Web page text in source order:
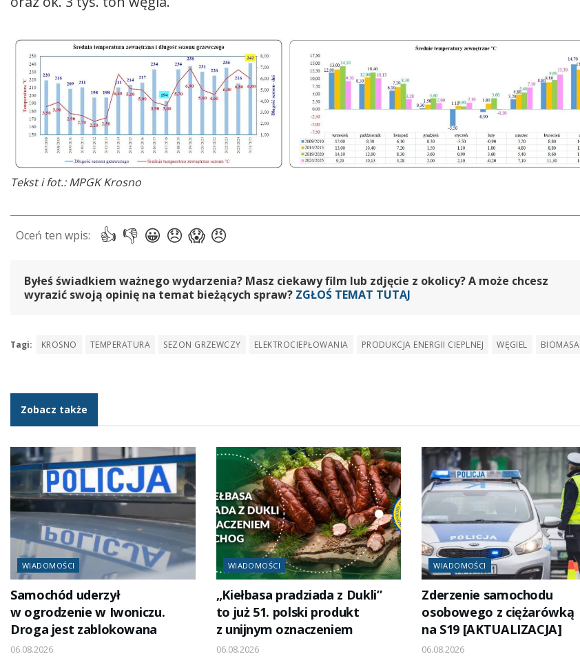
Tekst i fot.: MPGK Krosno
Byłeś świadkiem ważnego wydarzenia? Masz ciekawy film lub zdjęcie z okolicy? A może chcesz
wyrazić swoją opinię na temat bieżących spraw? ZGŁOŚ TEMAT TUTAJ
Tagi: KROSNO TEMPERATURA SEZON GRZEWCZY ELEKTROCIEPŁOWANIA PRODUKCJA ENERGII CIEPLNEJ WĘGIEL BIOMASA
Zobacz także
WIADOMOŚCI
Samochód uderzył
w ogrodzenie w Iwoniczu.
Droga jest zablokowana
06.08.2026
WIADOMOŚCI
„Kiełbasa pradziada z Dukli”
to już 51. polski produkt
z unijnym oznaczeniem
06.08.2026
WIADOMOŚCI
Zderzenie samochodu
osobowego z ciężarówką
na S19 [AKTUALIZACJA]
06.08.2026